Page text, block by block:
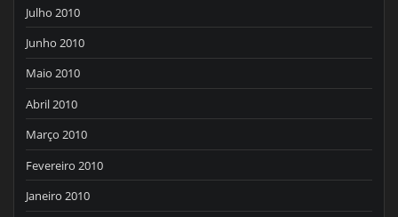
Julho 2010
Junho 2010
Maio 2010
Abril 2010
Março 2010
Fevereiro 2010
Janeiro 2010